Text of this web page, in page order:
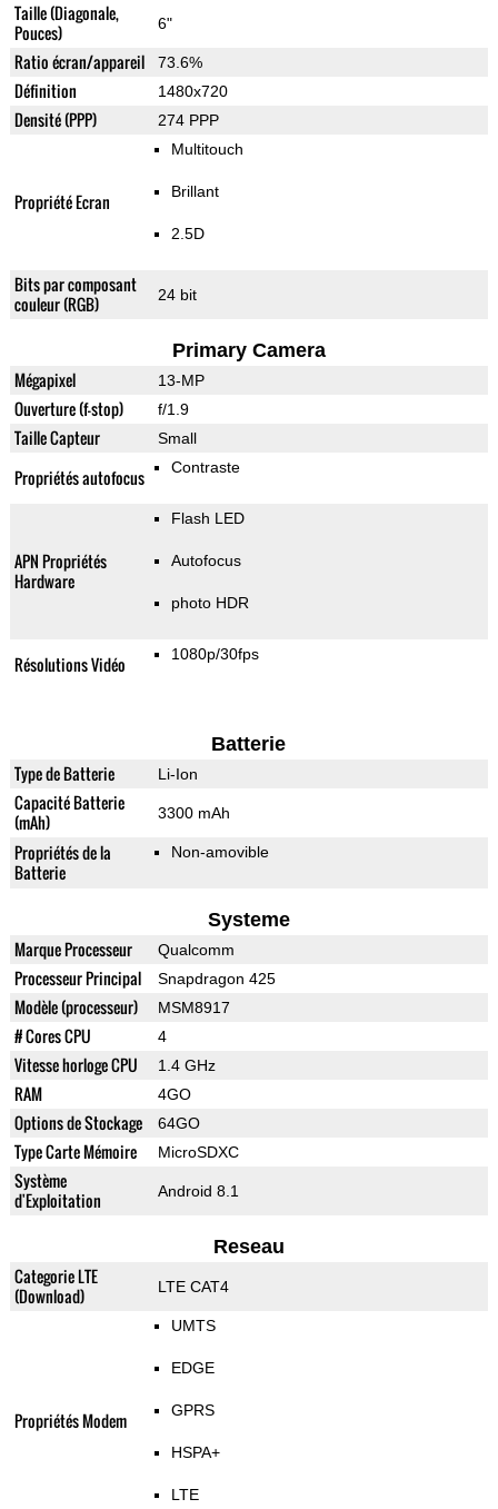
Taille (Diagonale,
Pouces)
6"
Ratio écran/appareil 73.6%
Définition 1480x720
Densité (PPP) 274 PPP
Propriété Ecran
Multitouch
Brillant
2.5D
Bits par composant
couleur (RGB)
24 bit
Primary Camera
Mégapixel 13-MP
Ouverture (f-stop) f/1.9
Taille Capteur Small
Propriétés autofocus Contraste
APN Propriétés
Hardware
Flash LED
Autofocus
photo HDR
Résolutions Vidéo 1080p/30fps
Batterie
Type de Batterie Li-Ion
Capacité Batterie
(mAh)
3300 mAh
Propriétés de la
Batterie
Non-amovible
Systeme
Marque Processeur Qualcomm
Processeur Principal Snapdragon 425
Modèle (processeur) MSM8917
# Cores CPU 4
Vitesse horloge CPU 1.4 GHz
RAM 4GO
Options de Stockage 64GO
Type Carte Mémoire MicroSDXC
Système
d'Exploitation
Android 8.1
Reseau
Categorie LTE
(Download)
LTE CAT4
Propriétés Modem
UMTS
EDGE
GPRS
HSPA+
LTE